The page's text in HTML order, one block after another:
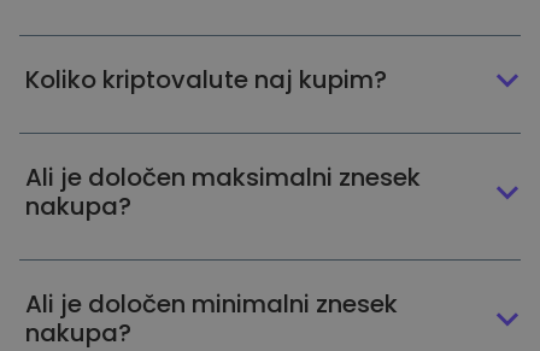
Koliko kriptovalute naj kupim?
Ali je določen maksimalni znesek
nakupa?
Ali je določen minimalni znesek
nakupa?